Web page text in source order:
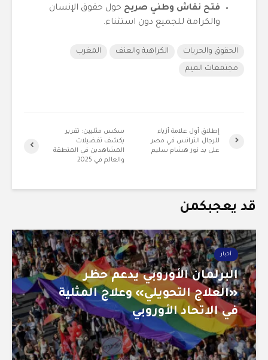
فتح نقاش وطني صريح حول حقوق الإنسان
والكرامة للجميع دون استثناء.
الحقوق والحريات الكراهية والعنف المغرب
مجتمعات الميم
سكس مثليين: تقرير
يكشف تفضيلات
المشاهدين في المنطقة
والعالم في 2025
إطلاق أول علامة أزياء
للرجال الترانس في مصر
على يد نور هشام سليم
قد يعجبكمن
أخبار
البرلمان الأوروبي يدعم حظر
«العلاج التحويلي» وعلاج المثلية
في الاتحاد الأوروبي